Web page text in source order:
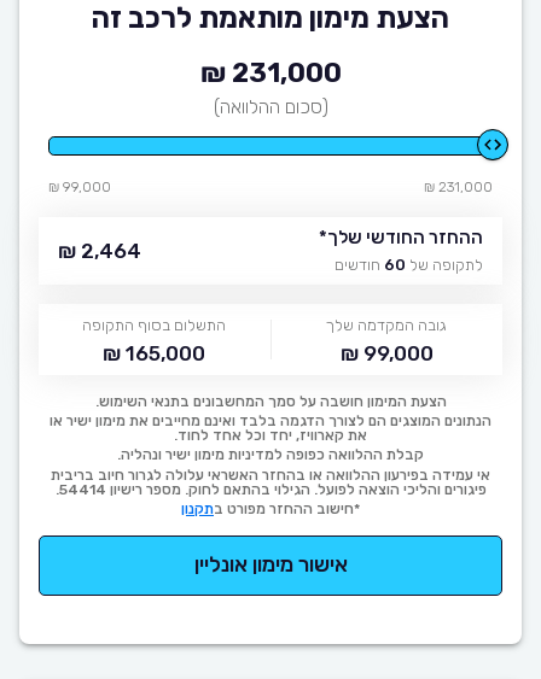
הצעת מימון מותאמת לרכב זה
231,000 ₪
(סכום ההלוואה)
231,000 ₪
99,000 ₪
ההחזר החודשי שלך*
לתקופה של 60 חודשים
2,464 ₪
גובה המקדמה שלך
99,000 ₪
התשלום בסוף התקופה
165,000 ₪
הצעת המימון חושבה על סמך המחשבונים בתנאי השימוש.
הנתונים המוצגים הם לצורך הדגמה בלבד ואינם מחייבים את מימון ישיר או
את קארוויז, יחד וכל אחד לחוד.
קבלת ההלוואה כפופה למדיניות מימון ישיר ונהליה.
אי עמידה בפירעון ההלוואה או בהחזר האשראי עלולה לגרור חיוב בריבית
פיגורים והליכי הוצאה לפועל. הגילוי בהתאם לחוק. מספר רישיון 54414.
*חישוב ההחזר מפורט בתקנון
אישור מימון אונליין